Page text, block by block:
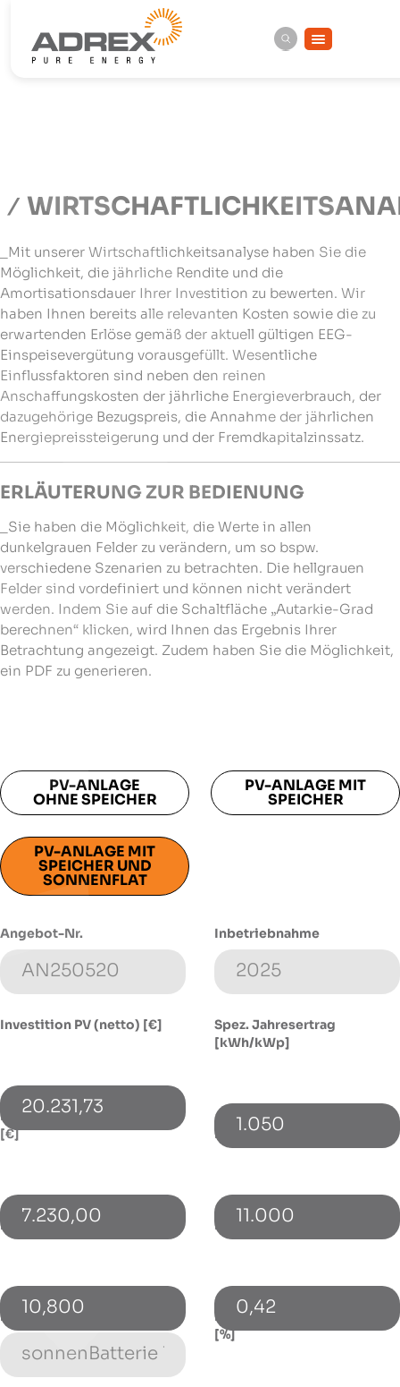
_Mit unserer Wirtschaftlichkeitsanalyse haben Sie die
Möglichkeit, die jährliche Rendite und die
Amortisationsdauer Ihrer Investition zu bewerten. Wir
haben Ihnen bereits alle relevanten Kosten sowie die zu
erwartenden Erlöse gemäß der aktuell gültigen EEG-
Einspeisevergütung vorausgefüllt. Wesentliche
Einflussfaktoren sind neben den reinen
Anschaffungskosten der jährliche Energieverbrauch, der
dazugehörige Bezugspreis, die Annahme der jährlichen
Energiepreissteigerung und der Fremdkapitalzinssatz.
ERLÄUTERUNG ZUR BEDIENUNG
_Sie haben die Möglichkeit, die Werte in allen
dunkelgrauen Felder zu verändern, um so bspw.
verschiedene Szenarien zu betrachten. Die hellgrauen
Felder sind vordefiniert und können nicht verändert
werden. Indem Sie auf die Schaltfläche „Autarkie-Grad
berechnen“ klicken, wird Ihnen das Ergebnis Ihrer
Betrachtung angezeigt. Zudem haben Sie die Möglichkeit,
ein PDF zu generieren.
PV-ANLAGE
OHNE SPEICHER
PV-ANLAGE MIT
SPEICHER
PV-ANLAGE MIT
SPEICHER UND
SONNENFLAT
Angebot-Nr.
Investition PV (netto) [€]
20.231,73
Investition Speicher (netto)
[€]
7.230,00
PV-Leistung [kWp]
10,800
Energiespeicher (Typ)
Inbetriebnahme
Spez. Jahresertrag
[kWh/kWp]
1.050
Energieverbrauch [kWh]
11.000
Bezugspreis [€/kWh]
0,42
Energiepreissteigerung p.a.
[%]